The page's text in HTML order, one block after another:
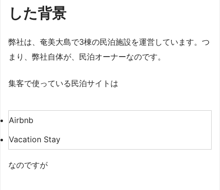
した背景
弊社は、奄美大島で3棟の民泊施設を運営しています。つ
まり、弊社自体が、民泊オーナーなのです。
集客で使っている民泊サイトは
Airbnb
Vacation Stay
なのですが